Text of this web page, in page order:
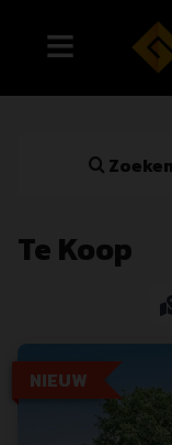
Zoeken
Te Koop
NIEUW